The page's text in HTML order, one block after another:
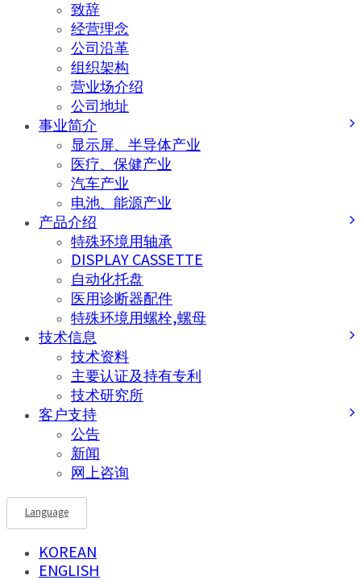
致辞
经营理念
公司沿革
组织架构
营业场介绍
公司地址
事业简介
显示屏、半导体产业
医疗、保健产业
汽车产业
电池、能源产业
产品介绍
特殊环境用轴承
DISPLAY CASSETTE
自动化托盘
医用诊断器配件
特殊环境用螺栓,螺母
技术信息
技术资料
主要认证及持有专利
技术研究所
客户支持
公告
新闻
网上咨询
Language
KOREAN
ENGLISH